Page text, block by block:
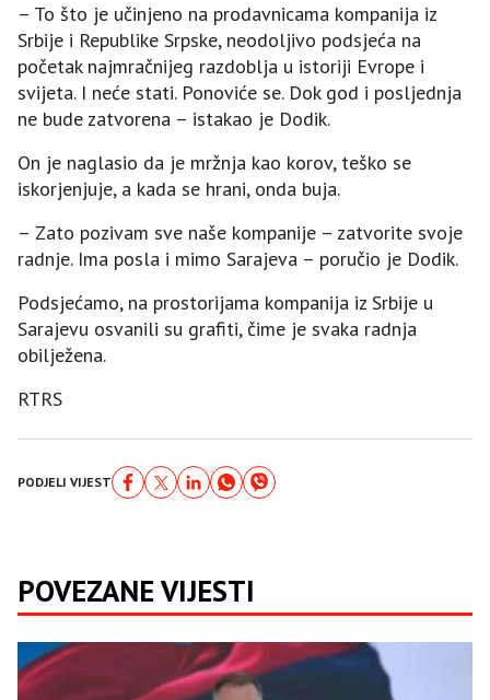
– To što je učinjeno na prodavnicama kompanija iz
Srbije i Republike Srpske, neodoljivo podsjeća na
početak najmračnijeg razdoblja u istoriji Evrope i
svijeta. I neće stati. Ponoviće se. Dok god i posljednja
ne bude zatvorena – istakao je Dodik.
On je naglasio da je mržnja kao korov, teško se
iskorjenjuje, a kada se hrani, onda buja.
– Zato pozivam sve naše kompanije – zatvorite svoje
radnje. Ima posla i mimo Sarajeva – poručio je Dodik.
Podsjećamo, na prostorijama kompanija iz Srbije u
Sarajevu osvanili su grafiti, čime je svaka radnja
obilježena.
RTRS
PODJELI VIJEST
POVEZANE VIJESTI